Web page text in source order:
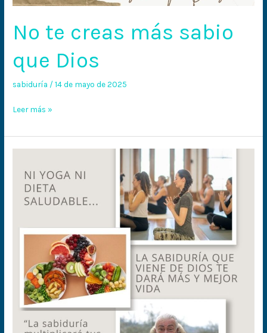
No te creas más sabio
que Dios
sabiduría /14 de mayo de 2025
Leer más »
mejor
vida